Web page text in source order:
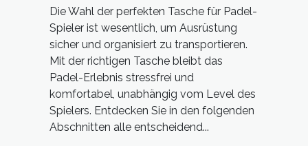
Die Wahl der perfekten Tasche für Padel-
Spieler ist wesentlich, um Ausrüstung
sicher und organisiert zu transportieren.
Mit der richtigen Tasche bleibt das
Padel-Erlebnis stressfrei und
komfortabel, unabhängig vom Level des
Spielers. Entdecken Sie in den folgenden
Abschnitten alle entscheidend...